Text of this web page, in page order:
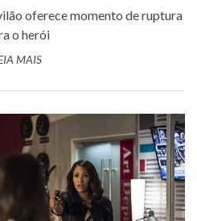
oferece momento de ruptura
o herói
MAIS